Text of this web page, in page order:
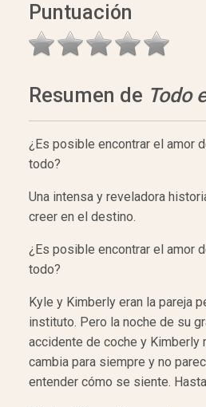
Puntuación
Resumen de Todo
¿Es posible encontrar el amor
todo?
Una intensa y reveladora
creer en el destino.
¿Es posible encontrar el amor
todo?
Kyle y Kimberly eran la pareja
instituto. Pero la noche de su
accidente de coche y Kimberly
cambia para siempre y no
entender cómo se siente.